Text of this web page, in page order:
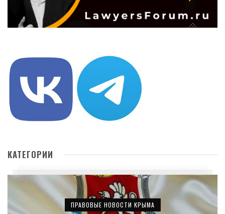
КАТЕГОРИИ
ПРАВОВЫЕ НОВОСТИ КРЫМА